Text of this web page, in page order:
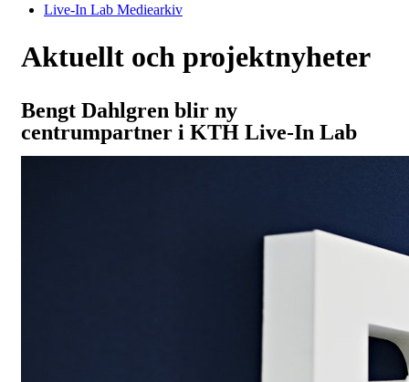
Live-In Lab Mediearkiv
Aktuellt och projektnyheter
Bengt Dahlgren blir ny
centrumpartner i KTH Live-In Lab